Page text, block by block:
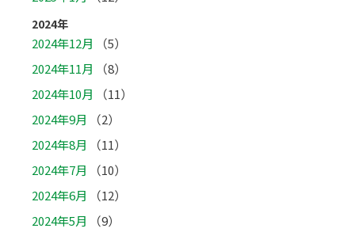
2024年
2024年12月
（5）
2024年11月
（8）
2024年10月
（11）
2024年9月
（2）
2024年8月
（11）
2024年7月
（10）
2024年6月
（12）
2024年5月
（9）